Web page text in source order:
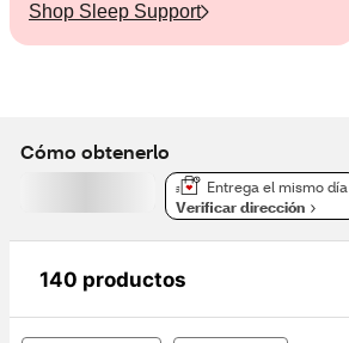
Shop Sleep Support
Cómo obtenerlo
Entrega el mismo día
Verificar dirección
140 productos